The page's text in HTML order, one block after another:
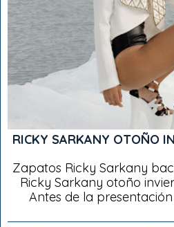
RICKY SARKANY OTOÑO
Zapatos Ricky Sarkany
Ricky Sarkany otoño
Antes de la